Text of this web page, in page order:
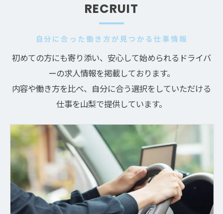
自分に合った働き方が見つかる仕事情報
RECRUIT
初めての方にも寄り添い、安心して始められるドライバ
ーの求人情報を掲載しております。
内容や働き方を比べ、自分に合う選択をしていただける
仕事を山梨で提供しています。